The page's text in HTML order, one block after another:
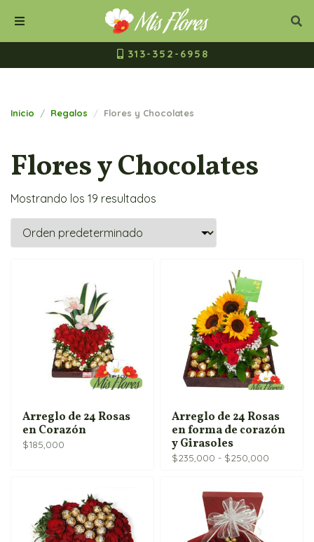
Cerrar
Buscar
313-352-6958
Inicio Regalos Flores y Chocolates
Flores y Chocolates
Mostrando los 19 resultados
Arreglo de 24 Rosas
en Corazón
$185,000
Arreglo de 24 Rosas
en forma de corazón
y Girasoles
$235,000 - $250,000